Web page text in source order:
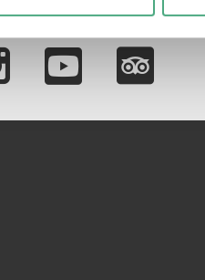
Analysen weiter. Unsere